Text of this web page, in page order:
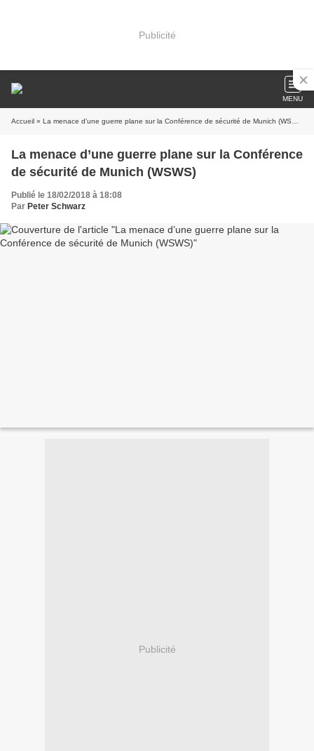
Publicité
MENU
Accueil » La menace d’une guerre plane sur la Conférence de sécurité de Munich (WSWS)
La menace d’une guerre plane sur la Conférence
de sécurité de Munich (WSWS)
Publié le 18/02/2018 à 18:08
Par Peter Schwarz
Publicité